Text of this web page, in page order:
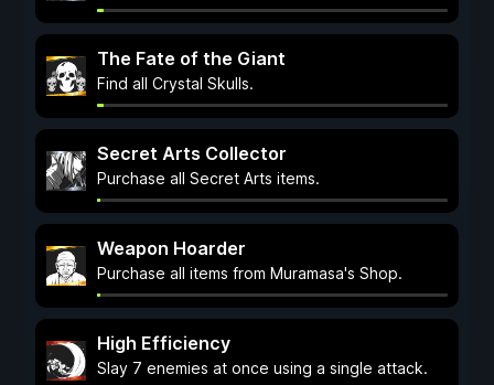
The Fate of the Giant
Find all Crystal Skulls.
Secret Arts Collector
Purchase all Secret Arts items.
Weapon Hoarder
Purchase all items from Muramasa's Shop.
High Efficiency
Slay 7 enemies at once using a single attack.